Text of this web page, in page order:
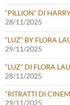
“PILLION” DI
28/11/2025
“LUZ” BY FLORA
29/11/2025
“LUZ” DI FLORA LAU
28/11/2025
“RITRATTI DI
29/11/2025